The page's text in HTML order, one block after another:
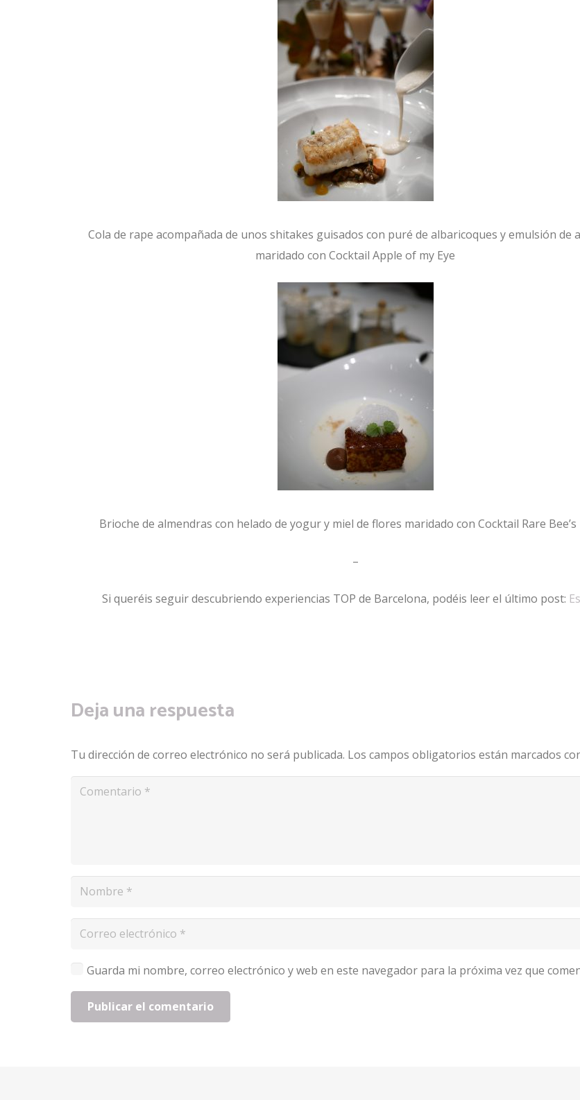
Cola de rape acompañada de unos shitakes guisados con puré de albaricoques y emulsión de
maridado con Cocktail Apple of my Eye
Brioche de almendras con helado de yogur y miel de flores maridado con Cocktail Rare Bee’s
–
Si queréis seguir descubriendo experiencias TOP de Barcelona, podéis leer el último post:
Deja una respuesta
Tu dirección de correo electrónico no será publicada. Los campos obligatorios están marcados
Guarda mi nombre, correo electrónico y web en este navegador para la próxima vez que
Publicar el comentario